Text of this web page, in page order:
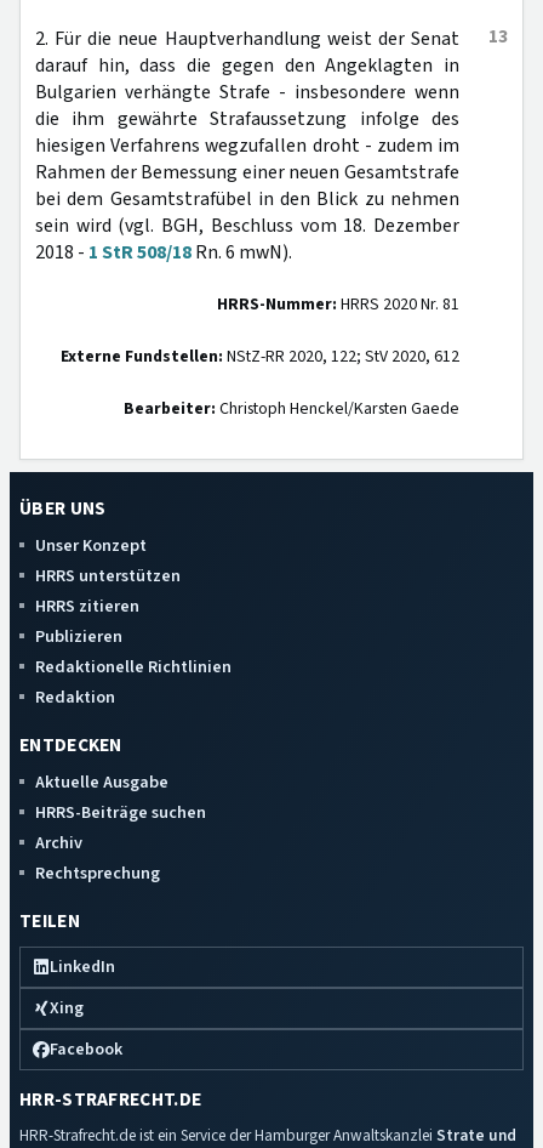
13
2. Für die neue Hauptverhandlung weist der Senat
darauf hin, dass die gegen den Angeklagten in
Bulgarien verhängte Strafe - insbesondere wenn
die ihm gewährte Strafaussetzung infolge des
hiesigen Verfahrens wegzufallen droht - zudem im
Rahmen der Bemessung einer neuen Gesamtstrafe
bei dem Gesamtstrafübel in den Blick zu nehmen
sein wird (vgl. BGH, Beschluss vom 18. Dezember
2018 - 1 StR 508/18Rn. 6 mwN).
HRRS-Nummer: HRRS 2020 Nr. 81
Externe Fundstellen: NStZ-RR 2020, 122; StV 2020, 612
Bearbeiter: Christoph Henckel/Karsten Gaede
ÜBER UNS
Unser Konzept
HRRS unterstützen
HRRS zitieren
Publizieren
Redaktionelle Richtlinien
Redaktion
ENTDECKEN
Aktuelle Ausgabe
HRRS-Beiträge suchen
Archiv
Rechtsprechung
TEILEN
LinkedIn
Xing
Facebook
HRR-STRAFRECHT.DE
HRR-Strafrecht.de ist ein Service der Hamburger Anwaltskanzlei Strate und